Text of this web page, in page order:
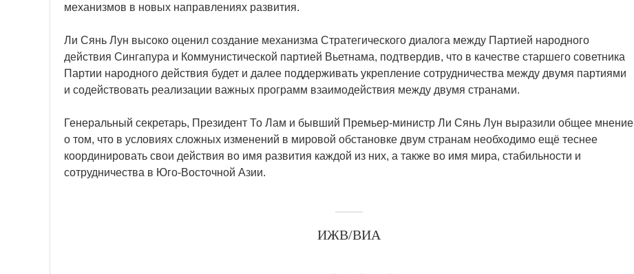
механизмов в новых направлениях развития.
Ли Сянь Лун высоко оценил создание механизма Стратегического диалога между Партией народного
действия Сингапура и Коммунистической партией Вьетнама, подтвердив, что в качестве старшего советника
Партии народного действия будет и далее поддерживать укрепление сотрудничества между двумя партиями
и содействовать реализации важных программ взаимодействия между двумя странами.
Генеральный секретарь, Президент То Лам и бывший Премьер-министр Ли Сянь Лун выразили общее мнение
о том, что в условиях сложных изменений в мировой обстановке двум странам необходимо ещё теснее
координировать свои действия во имя развития каждой из них, а также во имя мира, стабильности и
сотрудничества в Юго-Восточной Азии.
ИЖВ/ВИА